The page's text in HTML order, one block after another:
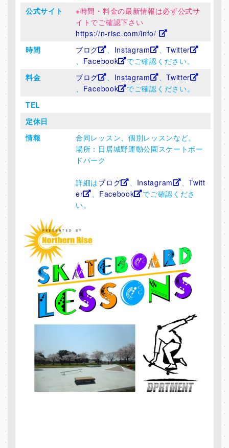
公式サイト
※時間・料金の最新情報は必ず公式サ
イトでご確認下さい
https://n-rise.com/info/
時間
ブログ Instagram 、Twitter
Facebook
でご確認ください。
料金
ブログ Instagram 、Twitter
Facebook
でご確認ください。
TEL
定休日
情報
合同レッスン、個別レッスンなど。
場所：日居城野運動公園スケートボー
ドパーク
詳細はブログ Instagram 、Twitt
er
Facebook
でご確認くださ
い。